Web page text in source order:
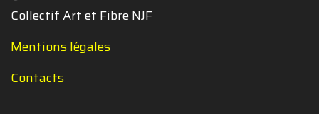
Collectif Art et Fibre NJF
Mentions légales
Contacts